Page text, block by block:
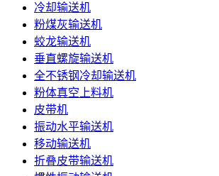
冷却输送机
粉煤灰输送机
蛟龙输送机
垂直螺旋输送机
全不锈钢冷却输送机
粉体真空上料机
皮带机
振动水平输送机
移动输送机
折叠皮带输送机